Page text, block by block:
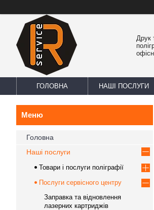
Друк
ГОЛОВНА НАШІ ПОСЛУГИ
Головна
Наші послуги
Товари і послуги поліграфії
Послуги сервісного центру
Заправка та відновлення
лазерних картриджів